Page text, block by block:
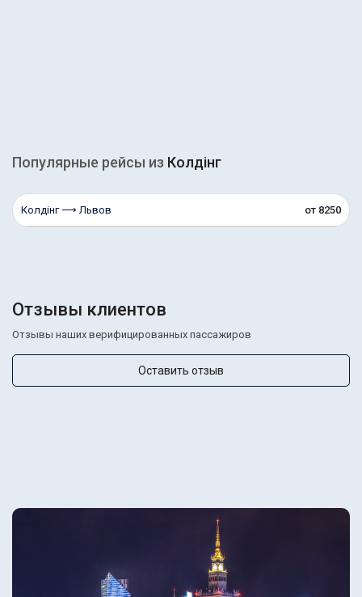
Популярные рейсы из Колдінг
Колдінг ⟶ Львов от 8250
Отзывы клиентов
Отзывы наших верифицированных пассажиров
Оставить отзыв